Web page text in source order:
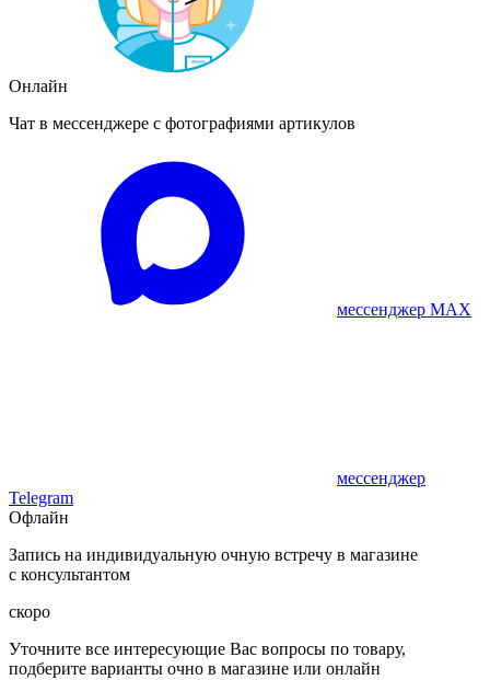
Онлайн
Чат в мессенджере с фотографиями артикулов
мессенджер MAX
мессенджер
Telegram
Офлайн
Запись на индивидуальную очную встречу в магазине
с консультантом
скоро
Уточните все интересующие Вас вопросы по товару,
подберите варианты очно в магазине или онлайн